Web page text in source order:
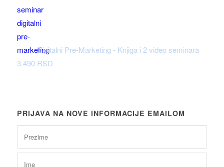
Digitalni Pre-Marketing - Knjiga i 2 video seminara
3.490 RSD
PRIJAVA NA NOVE INFORMACIJE EMAILOM